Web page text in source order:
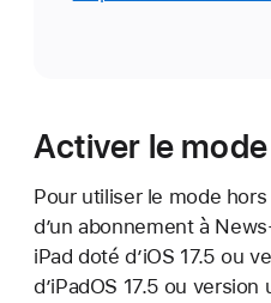
Activer le
Pour utiliser le mode
d’un abonnement à
iPad doté d’iOS 17.5 ou
d’iPadOS 17.5 ou